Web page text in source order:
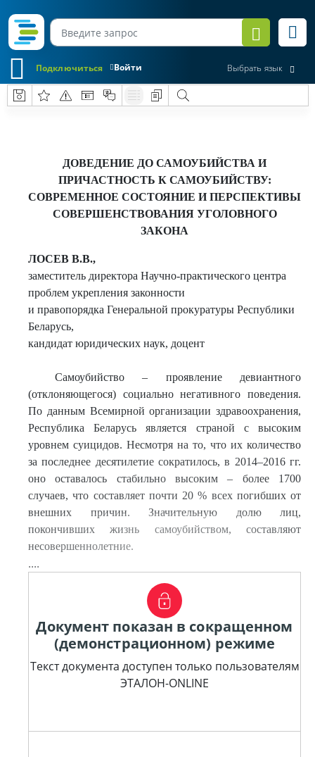
Войти
Подключиться Выбрать язык
ДОВЕДЕНИЕ ДО САМОУБИЙСТВА И
ПРИЧАСТНОСТЬ К САМОУБИЙСТВУ:
СОВРЕМЕННОЕ СОСТОЯНИЕ И ПЕРСПЕКТИВЫ
СОВЕРШЕНСТВОВАНИЯ УГОЛОВНОГО
ЗАКОНА
ЛОСЕВ В.В.,
заместитель директора Научно-практического центра
проблем укрепления законности
и правопорядка Генеральной прокуратуры Республики
Беларусь,
кандидат юридических наук, доцент
Самоубийство – проявление девиантного
(отклоняющегося) социально негативного поведения.
По данным Всемирной организации здравоохранения,
Республика Беларусь является страной с высоким
уровнем суицидов. Несмотря на то, что их количество
за последнее десятилетие сократилось, в 2014–2016 гг.
оно оставалось стабильно высоким – более 1700
случаев, что составляет почти 20 % всех погибших от
внешних причин. Значительную долю лиц,
покончивших жизнь самоубийством, составляют
несовершеннолетние.
....
Документ показан в сокращенном
(демонстрационном) режиме
Текст документа доступен только пользователям
ЭТАЛОН-ONLINE